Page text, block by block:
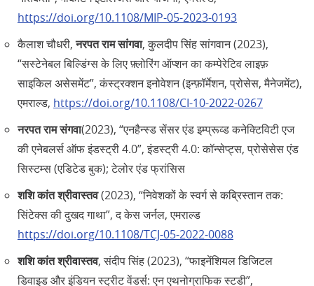
https://doi.org/10.1108/MIP-05-2023-0193
कैलाश चौधरी,नरपत राम सांगवा, कुलदीप सिंह सांगवान (2023),
“सस्टेनेबल बिल्डिंग्स के लिए फ़्लोरिंग ऑप्शन का कम्पेरेटिव लाइफ़
साइकिल असेसमेंट”, कंस्ट्रक्शन इनोवेशन (इन्फ़ॉर्मेशन, प्रोसेस, मैनेजमेंट),
एमराल्ड, https://doi.org/10.1108/CI-10-2022-0267
नरपत राम संगवा(2023), “एनहैन्स्ड सेंसर एंड इम्प्रूव्ड कनेक्टिविटी एज
की एनेबलर्स ऑफ इंडस्ट्री 4.0”, इंडस्ट्री 4.0: कॉन्सेप्ट्स, प्रोसेसेस एंड
सिस्टम्स (एडिटेड बुक); टेलोर एंड फ्रांसिस
शशि कांत श्रीवास्तव(2023), “निवेशकों के स्वर्ग से कब्रिस्तान तक:
सिंटेक्स की दुखद गाथा”, द केस जर्नल, एमराल्ड
https://doi.org/10.1108/TCJ-05-2022-0088
शशि कांत श्रीवास्तव, संदीप सिंह (2023), “फाइनेंशियल डिजिटल
डिवाइड और इंडियन स्ट्रीट वेंडर्स: एन एथनोग्राफिक स्टडी”,